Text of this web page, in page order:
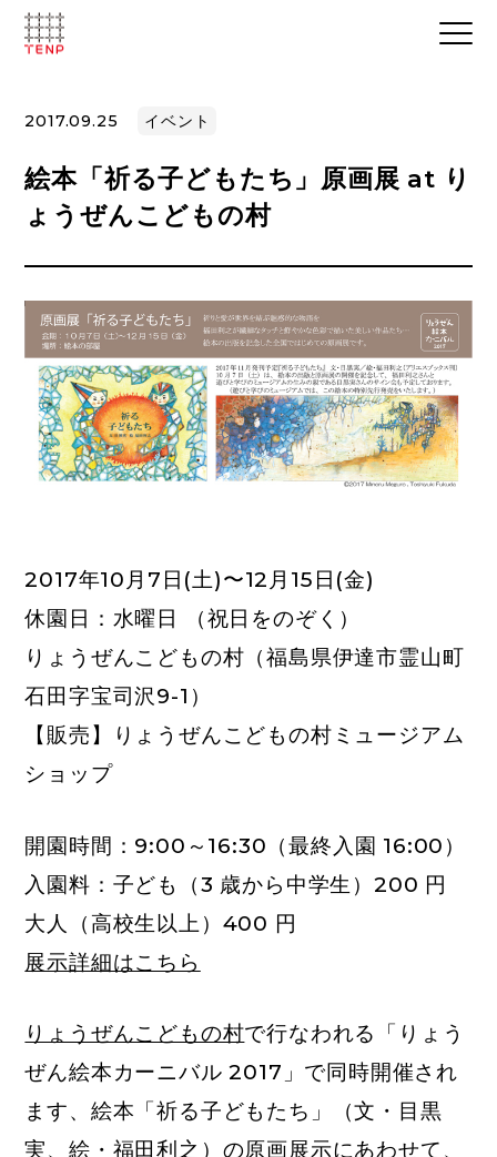
2017.09.25 イベント
絵本「祈る子どもたち」原画展 at り
ょうぜんこどもの村
2017年10月7日(土)〜12月15日(金)
休園日：水曜日 （祝日をのぞく）
りょうぜんこどもの村（福島県伊達市霊山町
石田字宝司沢9-1）
【販売】りょうぜんこどもの村ミュージアム
ショップ
開園時間：9:00～16:30（最終入園 16:00）
入園料：子ども（3 歳から中学生）200 円
大人（高校生以上）400 円
展示詳細はこちら
りょうぜんこどもの村で行なわれる「りょう
ぜん絵本カーニバル 2017」で同時開催され
ます、 絵本「祈る子どもたち」（文・目黒
実、絵・福田利之）の原画展示にあわせて、